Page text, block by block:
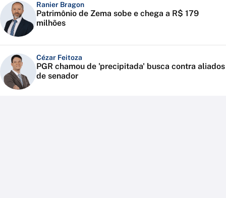
Ranier Bragon
Patrimônio de Zema sobe e chega a R$ 179
milhões
Cézar Feitoza
PGR chamou de 'precipitada' busca contra aliados
de senador